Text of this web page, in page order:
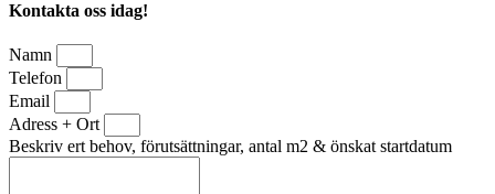
Kontakta oss idag!
Namn
Telefon
Email
Adress + Ort
Beskriv ert behov, förutsättningar, antal m2 & önskat startdatum